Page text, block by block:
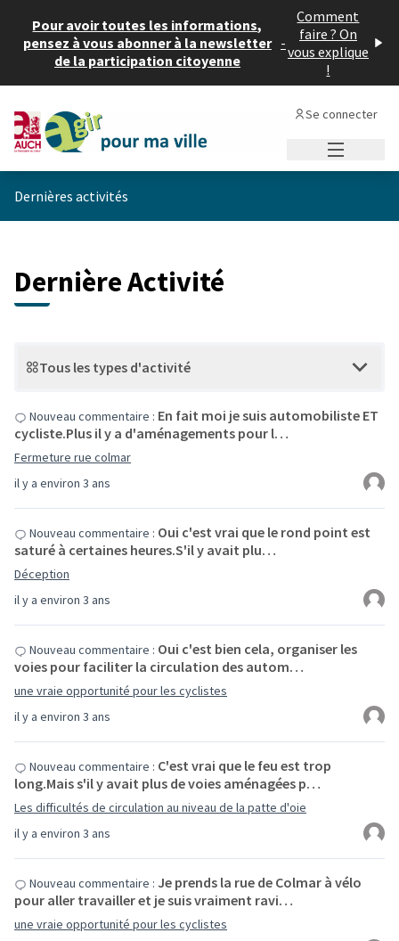
Pour avoir toutes les informations,
pensez à vous abonner à la newsletter
de la participation citoyenne
-
Comment
faire ? On
vous explique
!
Se connecter
Dernières activités
Dernière Activité
Tous les types d'activité
il y a environ 3 ans
Nouveau commentaire : En fait moi je suis automobiliste ET
cycliste.Plus il y a d'aménagements pour l…
Fermeture rue colmar
il y a environ 3 ans
Nouveau commentaire : Oui c'est vrai que le rond point est
saturé à certaines heures.S'il y avait plu…
Déception
il y a environ 3 ans
Nouveau commentaire : Oui c'est bien cela, organiser les
voies pour faciliter la circulation des autom…
une vraie opportunité pour les cyclistes
il y a environ 3 ans
Nouveau commentaire : C'est vrai que le feu est trop
long.Mais s'il y avait plus de voies aménagées p…
Les difficultés de circulation au niveau de la patte d'oie
Nouveau commentaire : Je prends la rue de Colmar à vélo
pour aller travailler et je suis vraiment ravi…
une vraie opportunité pour les cyclistes